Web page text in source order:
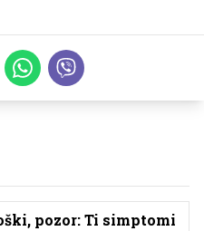
pozor: Ti simptomi